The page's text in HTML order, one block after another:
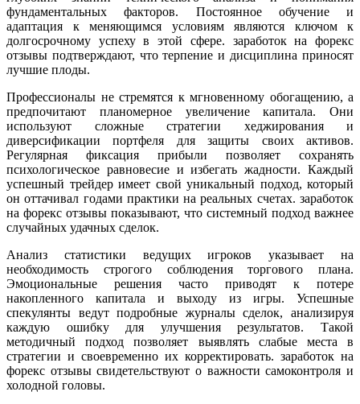
фундаментальных факторов. Постоянное обучение и
адаптация к меняющимся условиям являются ключом к
долгосрочному успеху в этой сфере. заработок на форекс
отзывы подтверждают, что терпение и дисциплина приносят
лучшие плоды.
Профессионалы не стремятся к мгновенному обогащению, а
предпочитают планомерное увеличение капитала. Они
используют сложные стратегии хеджирования и
диверсификации портфеля для защиты своих активов.
Регулярная фиксация прибыли позволяет сохранять
психологическое равновесие и избегать жадности. Каждый
успешный трейдер имеет свой уникальный подход, который
он оттачивал годами практики на реальных счетах. заработок
на форекс отзывы показывают, что системный подход важнее
случайных удачных сделок.
Анализ статистики ведущих игроков указывает на
необходимость строгого соблюдения торгового плана.
Эмоциональные решения часто приводят к потере
накопленного капитала и выходу из игры. Успешные
спекулянты ведут подробные журналы сделок, анализируя
каждую ошибку для улучшения результатов. Такой
методичный подход позволяет выявлять слабые места в
стратегии и своевременно их корректировать. заработок на
форекс отзывы свидетельствуют о важности самоконтроля и
холодной головы.